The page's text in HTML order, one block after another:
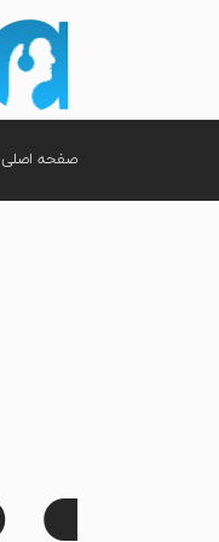
صفحه اصلی